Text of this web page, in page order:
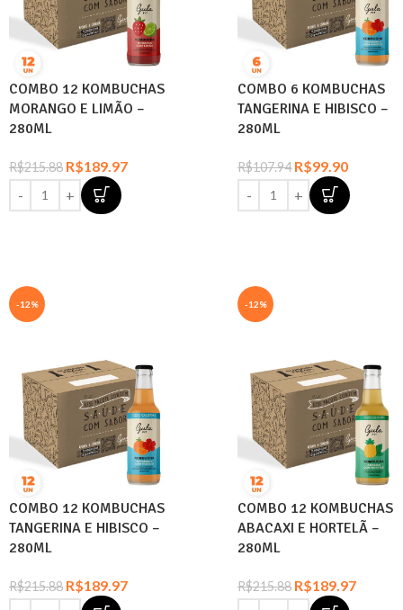
COMBO 12 KOMBUCHAS
MORANGO E LIMÃO –
280ML
R$215.88 R$189.97
COMBO 6 KOMBUCHAS
TANGERINA E HIBISCO –
280ML
R$107.94 R$99.90
-12%
COMBO 12 KOMBUCHAS
TANGERINA E HIBISCO –
280ML
R$215.88 R$189.97
-12%
COMBO 12 KOMBUCHAS
ABACAXI E HORTELÃ –
280ML
R$215.88 R$189.97